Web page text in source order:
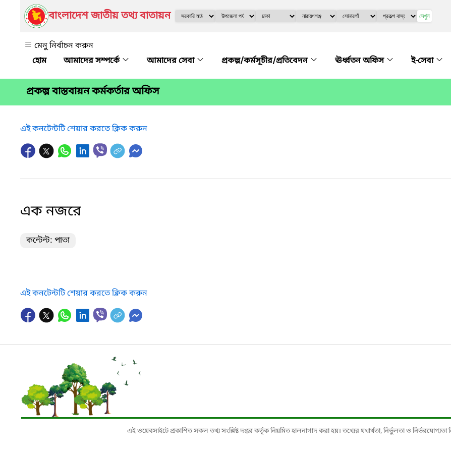
বাংলাদেশ জাতীয় তথ্য বাতায়ন দেখুন
মেনু নির্বাচন করুন
আমাদের সম্পর্কে
আমাদের সেবা প্রকল্প/কর্মসূচীর/প্রতিবেদন ঊর্ধ্বতন অফিস ই-সেবা
প্রকল্প বাস্তবায়ন কর্মকর্তার অফিস
এই কনটেন্টটি শেয়ার করতে ক্লিক করুন
এক নজরে
কন্টেন্ট: পাতা
এই কনটেন্টটি শেয়ার করতে ক্লিক করুন
এই ওয়েবসাইটে প্রকাশিত সকল তথ্য সংশ্লিষ্ট দপ্তর কর্তৃক নিয়মিত হালনাগাদ করা হয়। তথ্যের যথার্থতা, নির্ভুলতা ও নির্ভরযোগ্যতা